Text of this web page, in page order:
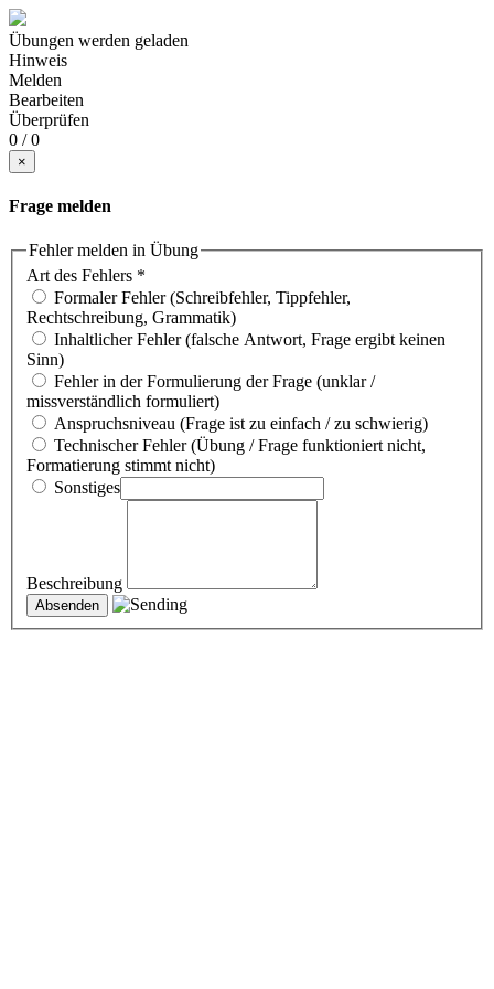
Übungen werden geladen
Hinweis
Melden
Bearbeiten
Überprüfen
0 / 0
×
Frage melden
Fehler melden in Übung
Art des Fehlers *
Formaler Fehler (Schreibfehler, Tippfehler,
Rechtschreibung, Grammatik)
Inhaltlicher Fehler (falsche Antwort, Frage ergibt keinen
Sinn)
Fehler in der Formulierung der Frage (unklar /
missverständlich formuliert)
Anspruchsniveau (Frage ist zu einfach / zu schwierig)
Technischer Fehler (Übung / Frage funktioniert nicht,
Formatierung stimmt nicht)
Sonstiges
Beschreibung